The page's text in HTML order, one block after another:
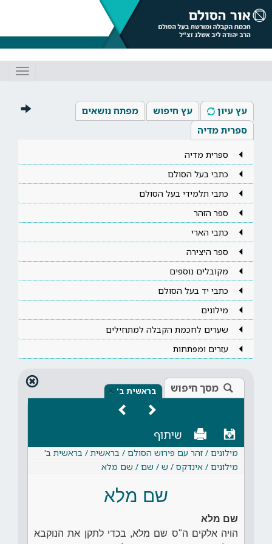
עץ עיון עץ חיפוש
מפתח נושאים
ספרית מדיה
ספרית מדיה
כתבי בעל הסולם
כתבי תלמידי בעל הסולם
ספר הזהר
כתבי הארי
ספר היצירה
מקובלים נוספים
כתבי יד בעל הסולם
מילונים
שערים לחכמת הקבלה למתחילים
עזרים ומפתחות
מסך חיפוש בראשית ב' ×
שיתוף
מילונים / זהר עם פירוש הסולם / בראשית / בראשית ב'
מילונים / אינדקס / ש / שם / שם מלא
שם מלא
שם מלא
הויה אלקים ה"ס שם מלא, בכדי לתקן את הנוקבא